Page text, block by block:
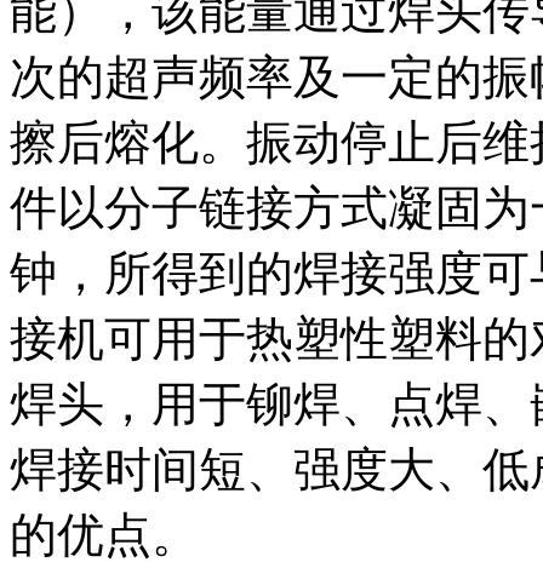
能），该能量通过焊头
次的超声频率及一定的
擦后熔化。振动停止后
件以分子链接方式凝固
钟，所得到的焊接强度
接机可用于热塑性塑料
焊头，用于铆焊、点焊
焊接时间短、强度大、
的优点。